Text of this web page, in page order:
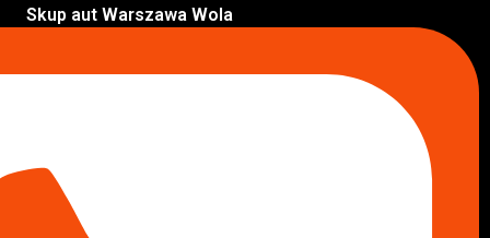
Skup aut Warszawa Wola
Komisy samochodowe
Komis samochodowy Radom
Komis samochodowy Płock
Komis samochodowy Opole